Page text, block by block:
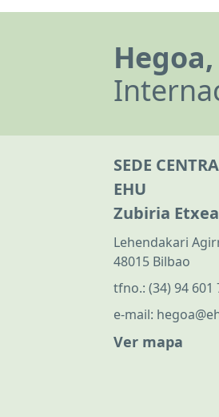
Hegoa,
SEDE
EHU
Zubiria Etxea
Lehendakari
48015 Bilbao
tfno.: (34) 94 601
e-mail:
Ver mapa